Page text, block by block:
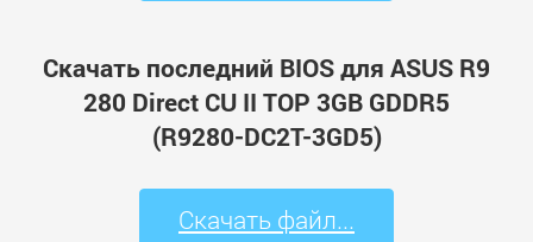
Скачать последний BIOS для ASUS R9
280 Direct CU II TOP 3GB GDDR5
(R9280-DC2T-3GD5)
Скачать файл...